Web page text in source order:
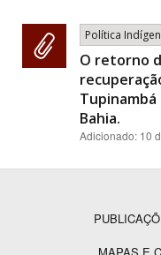
Política
O retorno
Tupinambá
Bahia.
Adicionado: 10
Rodapé